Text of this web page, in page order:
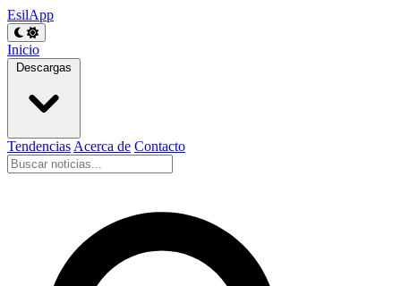
EsilApp
Inicio
Descargas
Tendencias Acerca de Contacto